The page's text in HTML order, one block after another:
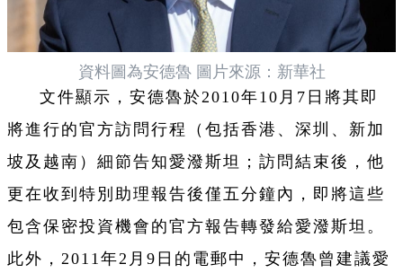
資料圖為安德魯 圖片來源：新華社
文件顯示，安德魯於2010年10月7日將其即
將進行的官方訪問行程（包括香港、深圳、新加
坡及越南）細節告知愛潑斯坦；訪問結束後，他
更在收到特別助理報告後僅五分鐘內，即將這些
包含保密投資機會的官方報告轉發給愛潑斯坦。
此外，2011年2月9日的電郵中，安德魯曾建議愛